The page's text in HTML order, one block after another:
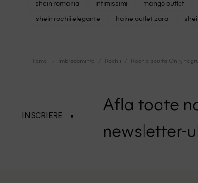
shein romania intimissimi mango outlet
shein rochii elegante
haine outlet zara
Femei Imbracaminte Rochii Rochie scurta Only, negru
INSCRIERE
Afla toate
newsletter-